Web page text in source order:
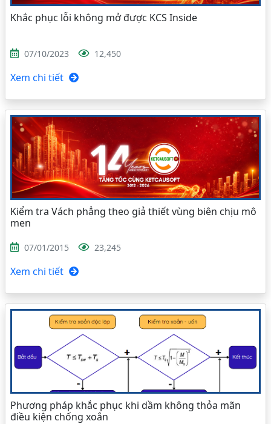
Khắc phục lỗi không mở được KCS Inside
07/10/2023 12,450
Xem chi tiết
Kiểm tra Vách phẳng theo giả thiết vùng biên chịu mô
men
07/01/2015 23,245
Xem chi tiết
Phương pháp khắc phục khi dầm không thỏa mãn
điều kiện chống xoắn